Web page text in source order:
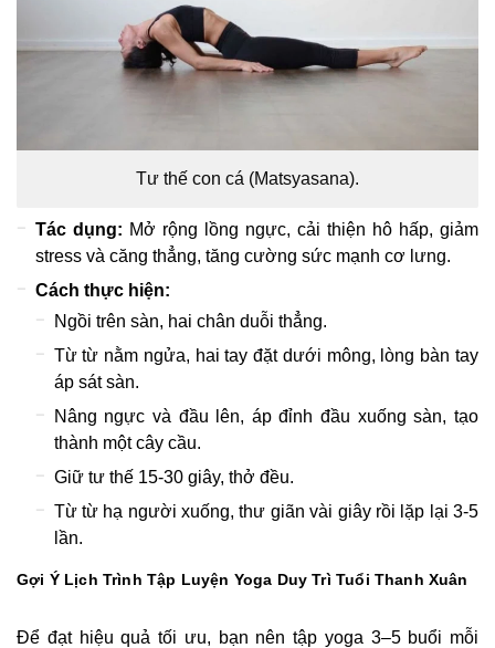
Tư thế con cá (Matsyasana).
Tác dụng: Mở rộng lồng ngực, cải thiện hô hấp, giảm
stress và căng thẳng, tăng cường sức mạnh cơ lưng.
Cách thực hiện:
Ngồi trên sàn, hai chân duỗi thẳng.
Từ từ nằm ngửa, hai tay đặt dưới mông, lòng bàn tay
áp sát sàn.
Nâng ngực và đầu lên, áp đỉnh đầu xuống sàn, tạo
thành một cây cầu.
Giữ tư thế 15-30 giây, thở đều.
Từ từ hạ người xuống, thư giãn vài giây rồi lặp lại 3-5
lần.
Gợi Ý Lịch Trình Tập Luyện Yoga Duy Trì Tuổi Thanh Xuân
Để đạt hiệu quả tối ưu, bạn nên tập yoga 3–5 buổi mỗi